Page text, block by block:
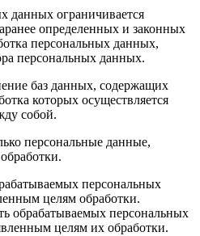
данных ограничивается
определенных и законных
персональных данных,
персональных данных.
баз данных, содержащих
которых осуществляется
собой.
персональные данные,
персональных
целям обработки.
обрабатываемых персональных
целям их обработки.